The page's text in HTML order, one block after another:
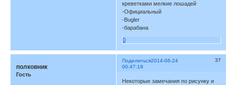
креветками мелкие лошадей
-Официальный
-Bugler
-барабана
0
Поделиться 37
2014-06-24
00:47:18
полковник
Гость
Некоторые замечания по рисунку и